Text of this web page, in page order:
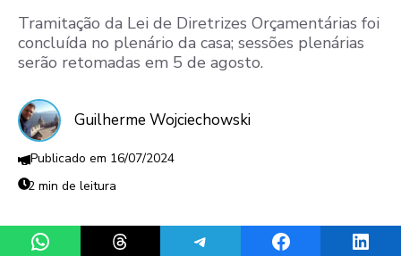
Tramitação da Lei de Diretrizes Orçamentárias foi
concluída no plenário da casa; sessões plenárias
serão retomadas em 5 de agosto.
Guilherme Wojciechowski
16/07/2024
2 min de leitura
Share on WhatsAppShare on ThreadsShare on TelegramShare on Facebook